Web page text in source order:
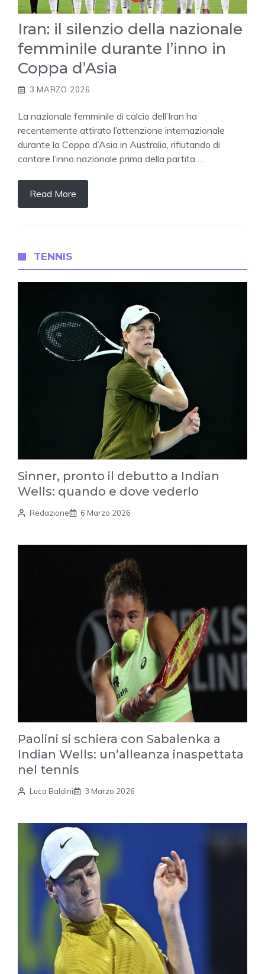
Iran: il silenzio della nazionale
femminile durante l’inno in
Coppa d’Asia
3 MARZO 2026
La nazionale femminile di calcio dell’Iran ha
recentemente attirato l’attenzione internazionale
durante la Coppa d’Asia in Australia, rifiutando di
cantare l’inno nazionale prima della partita …
Read More
TENNIS
Sinner, pronto il debutto a Indian
Wells: quando e dove vederlo
Redazione 6 Marzo 2026
Paolini si schiera con Sabalenka a
Indian Wells: un’alleanza inaspettata
nel tennis
Luca Baldini 3 Marzo 2026